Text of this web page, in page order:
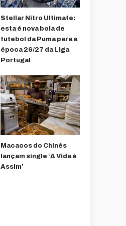
Stellar Nitro Ultimate:
esta é nova bola de
futebol da Puma para a
época 26/27 da Liga
Portugal
Macacos do Chinês
lançam single ‘A Vida é
Assim’